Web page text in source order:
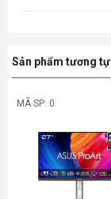
Sản phẩm tương tự
MÃ SP: 0